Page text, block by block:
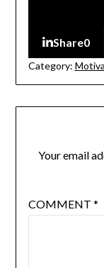
Share0
Category:
Your email
COMMENT *